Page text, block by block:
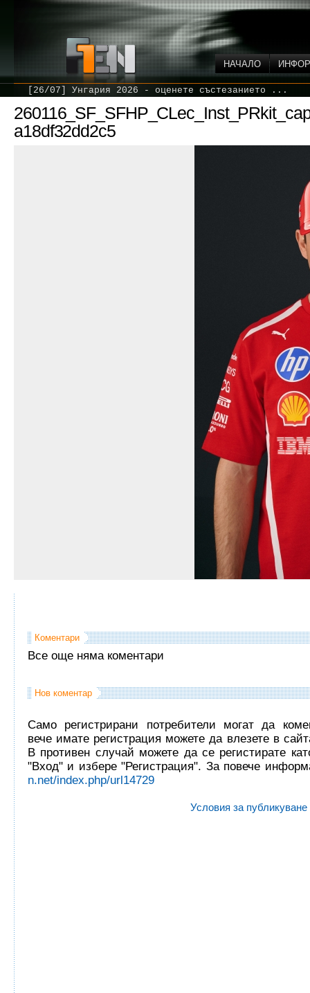
НАЧАЛО
[26/07] Унгария 2026 - оценете състезанието ...
a18df32dd2c5
Коментари
Все още няма коментари
Нов коментар
Само регистрирани потребители могат да
вече имате регистрация можете да влезете в
В противен случай можете да се регистирате
"Вход" и избере "Регистрация". За повече
n.net/index.php/url14729
Условия за